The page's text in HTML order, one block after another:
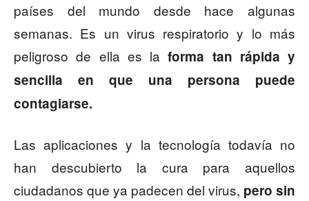
países del mundo desde hace algunas
semanas. Es un virus respiratorio y lo más
peligroso de ella es la forma tan rápida y
sencilla en que
una persona puede
contagiarse.
Las aplicaciones y la tecnología todavía no
han descubierto la cura para aquellos
ciudadanos que ya padecen del virus, pero sin